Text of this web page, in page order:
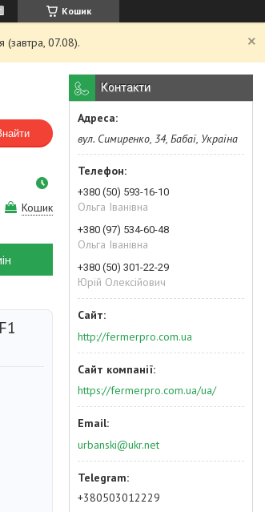
Кошик
07.08).
Кошик
Контакти
вул. Симиренко, 34, Бабаї, Україна
+380 (50) 593-16-10
Ольга Іванівна
+380 (97) 534-60-48
Ольга Іванівна
+380 (50) 301-22-29
Юрій Олексійович
http://fermerpro.com.ua
https://fermerpro.com.ua/ua/
urbanski@ukr.net
+380503012229